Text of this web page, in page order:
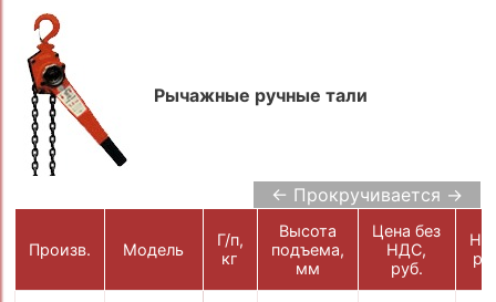
Рычажные ручные тали
← Прокручивается →
Произв. Модель
Г/п,
кг
Высота
подъема,
мм
Цена без
НДС,
руб.